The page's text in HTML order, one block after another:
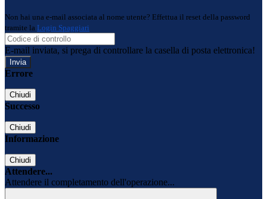
Non hai una e-mail associata al nome utente? Effettua il reset della password
tramite la Login Spaggiari
E-mail inviata, si prega di controllare la casella di posta elettronica!
Errore
Chiudi
Successo
Chiudi
Informazione
Chiudi
Attendere...
Attendere il completamento dell'operazione...